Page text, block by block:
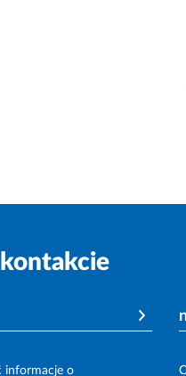
informacje o